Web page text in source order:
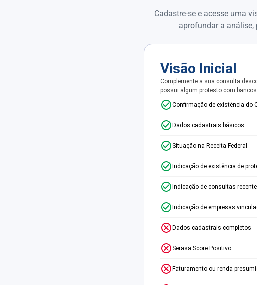
Cadastre-se e acesse uma
aprofundar a
Visão Inicial
Complemente a sua consulta
possui algum protesto com
Confirmação de existência do
Dados cadastrais básicos
Situação na Receita Federal
Indicação de existência de
Indicação de consultas
Indicação de empresas
Dados cadastrais completos
Serasa Score Positivo
Faturamento ou renda